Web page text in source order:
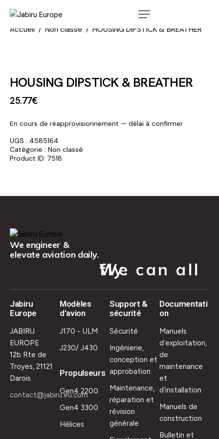
Accueil Non classé HOUSING DIPSTICK & BREATHER
HOUSING DIPSTICK & BREATHER
25.77€
En cours de réapprovisionnement — délai à confirmer.
UGS : 4585164
Catégorie : Non classé
Product ID: 7518
We engineer &
elevate aviation daily.
We can all fly.
Jabiru
Europe
JABIRU
EUROPE
12b Rte de
Troyes, 21121
Darois
contact@jabiru.eu.com
Modèles
d'avion
J170 - ULM
J230/ J430
Propulseurs
Gen4 2200
Gen4 3300
Hélices
Support &
sécurité
Sécurité
Ingénierie,
conception et
approbation
Maintenance,
réparation et
révision
générale
Documentati
on
Manuels
d’exploitation,
de
maintenance
et
d’installation
Manuels de
construction
Bulletin et